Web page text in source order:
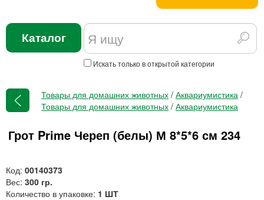
Каталог
Искать только в открытой категории
Товары для домашних животных / Аквариумистика /
Товары для домашних животных / Аквариумистика
Грот Prime Череп (белы) М 8*5*6 см 234
Код: 00140373
Вес: 300 гр.
Количество в упаковке: 1 ШТ